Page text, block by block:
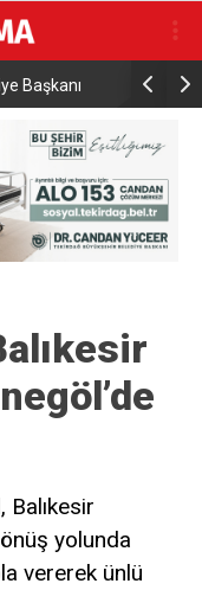
Başkanı
Geçebilir”
Başkan
Balıkesir
yolunda
vererek ünlü